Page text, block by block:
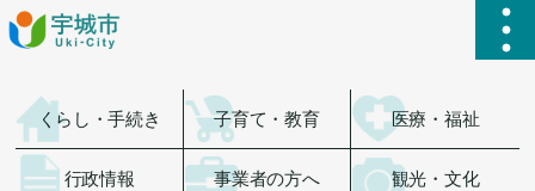
ハ
くらし・手続き 子育て・教育 医療・福祉
行政情報 事業者の方へ 観光・文化